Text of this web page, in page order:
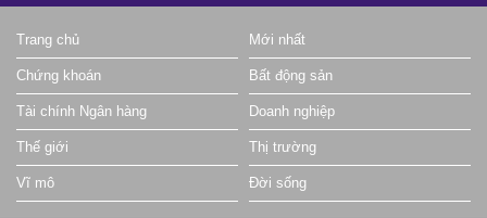
Trang chủ Mới nhất
Chứng khoán Bất động sản
Tài chính Ngân hàng Doanh nghiệp
Thế giới Thị trường
Vĩ mô Đời sống